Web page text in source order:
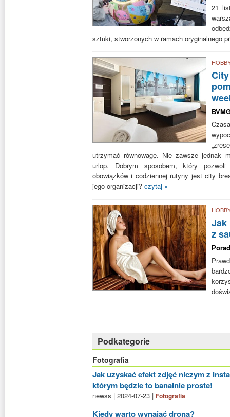
21
sztuki, stworzonych w ramach oryginalnego
utrzymać równowagę. Nie zawsze jednak
urlop. Dobrym sposobem, który
obowiązków i codziennej rutyny jest city
jego organizacji? czytaj »
Jak
z
Podkategorie
Fotografia
Jak uzyskać efekt zdjęć niczym z
którym będzie to banalnie proste!
newss | 2024-07-23 | Fotografia
Kiedy warto wynająć drona?